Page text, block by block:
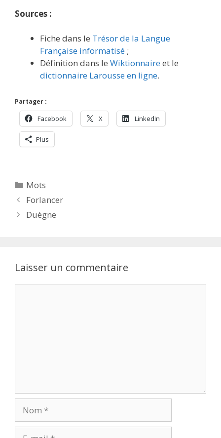
Sources :
Fiche dans le Trésor de la Langue
Française informatisé ;
Définition dans le Wiktionnaireet le
dictionnaire Larousse en ligne.
Partager :
Facebook X LinkedIn
Plus
Catégories
Mots
Forlancer
Duègne
Laisser un commentaire